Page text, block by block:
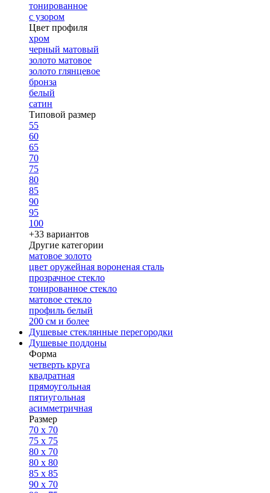
тонированное
с узором
Цвет профиля
хром
черный матовый
золото матовое
золото глянцевое
бронза
белый
сатин
Типовой размер
55
60
65
70
75
80
85
90
95
100
+33 вариантов
Другие категории
матовое золото
цвет оружейная вороненая сталь
прозрачное стекло
тонированное стекло
матовое стекло
профиль белый
200 см и более
Душевые стеклянные перегородки
Душевые поддоны
Форма
четверть круга
квадратная
прямоугольная
пятиугольная
асимметричная
Размер
70 x 70
75 x 75
80 x 70
80 x 80
85 x 85
90 x 70